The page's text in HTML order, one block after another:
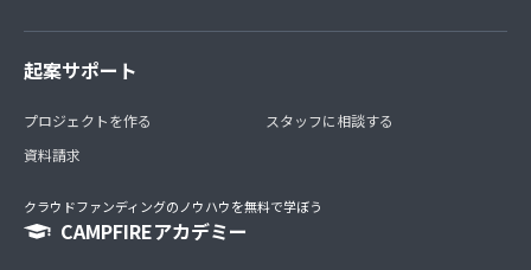
起案サポート
プロジェクトを作る
資料請求
スタッフに相談する
クラウドファンディングのノウハウを無料で学ぼう
CAMPFIREアカデミー